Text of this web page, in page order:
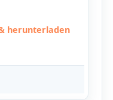
herunterladen